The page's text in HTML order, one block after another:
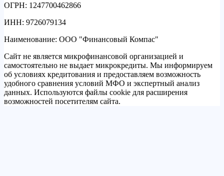
ОГРН: 1247700462866
ИНН: 9726079134
Наименование: ООО "Финансовый Компас"
Сайт не является микрофинансовой организацией и
самостоятельно не выдает микрокредиты. Мы информируем
об условиях кредитования и предоставляем возможность
удобного сравнения условий МФО и экспертный анализ
данных. Используются файлы cookie для расширения
возможностей посетителям сайта.